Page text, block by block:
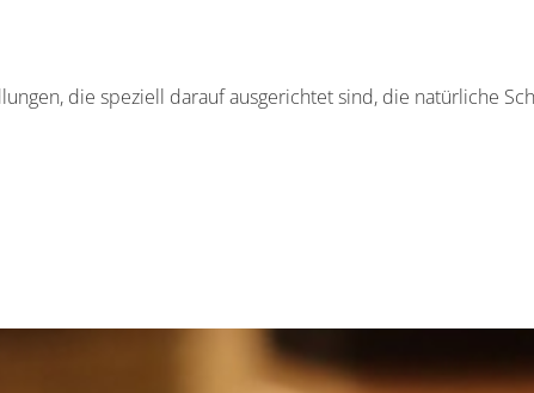
die speziell darauf ausgerichtet sind, die natürliche